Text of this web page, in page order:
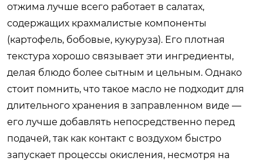
отжима лучше всего работает в салатах,
содержащих крахмалистые компоненты
(картофель, бобовые, кукуруза). Его плотная
текстура хорошо связывает эти ингредиенты,
делая блюдо более сытным и цельным. Однако
стоит помнить, что такое масло не подходит для
длительного хранения в заправленном виде —
его лучше добавлять непосредственно перед
подачей, так как контакт с воздухом быстро
запускает процессы окисления, несмотря на